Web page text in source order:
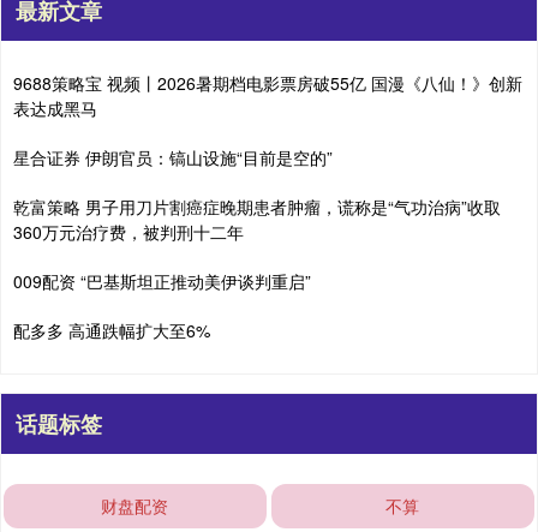
最新文章
9688策略宝 视频丨2026暑期档电影票房破55亿 国漫《八仙！》创新
表达成黑马
星合证券 伊朗官员：镐山设施“目前是空的”
乾富策略 男子用刀片割癌症晚期患者肿瘤，谎称是“气功治病”收取
360万元治疗费，被判刑十二年
009配资 “巴基斯坦正推动美伊谈判重启”
配多多 高通跌幅扩大至6%
话题标签
财盘配资 不算